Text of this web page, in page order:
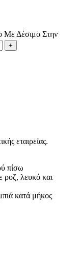
Με Δέσιμο Στην
εταιρείας.
πίσω
ροζ, λευκό και
κατά μήκος